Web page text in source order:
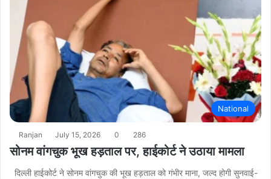
National
Ranjan July 15, 2026 0 286
सोनम वांगचुक भूख हड़ताल पर, हाईकोर्ट ने उठाया मामला
दिल्ली हाईकोर्ट ने सोनम वांगचुक की भूख हड़ताल को गंभीर माना, जल्द होगी सुनवाई-